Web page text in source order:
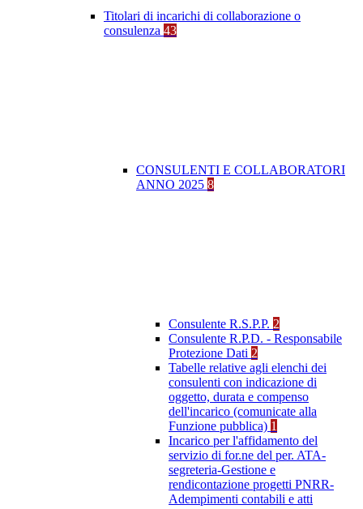
Titolari di incarichi di collaborazione o
consulenza 43
CONSULENTI E COLLABORATORI
ANNO 2025 8
Consulente R.S.P.P. 2
Consulente R.P.D. - Responsabile
Protezione Dati 2
Tabelle relative agli elenchi dei
consulenti con indicazione di
oggetto, durata e compenso
dell'incarico (comunicate alla
Funzione pubblica) 1
Incarico per l'affidamento del
servizio di for.ne del per. ATA-
segreteria-Gestione e
rendicontazione progetti PNRR-
Adempimenti contabili e atti